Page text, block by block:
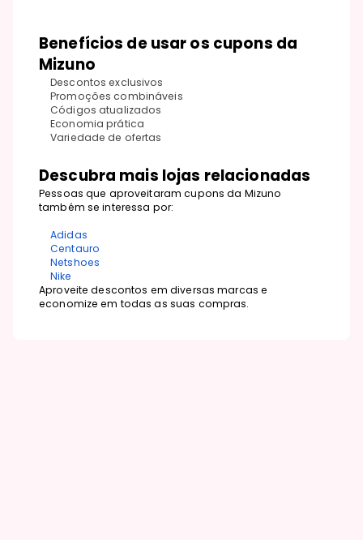
Benefícios de usar os cupons da
Mizuno
Descontos exclusivos
Promoções combináveis
Códigos atualizados
Economia prática
Variedade de ofertas
Descubra mais lojas relacionadas
Pessoas que aproveitaram cupons da Mizuno
também se interessa por:
Adidas
Centauro
Netshoes
Nike
Aproveite descontos em diversas marcas e
economize em todas as suas compras.